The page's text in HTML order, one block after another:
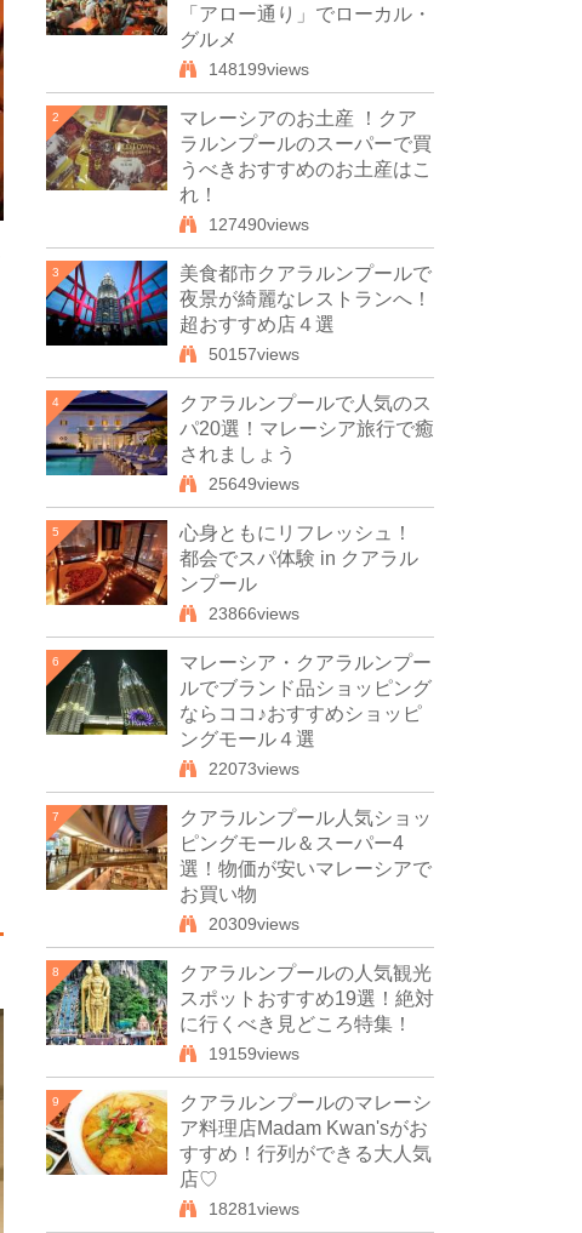
「アロー通り」でローカル・
グルメ
148199views
2
マレーシアのお土産 ！クア
ラルンプールのスーパーで買
うべきおすすめのお土産はこ
れ！
127490views
3
美食都市クアラルンプールで
夜景が綺麗なレストランへ！
超おすすめ店４選
50157views
4
クアラルンプールで人気のス
パ20選！マレーシア旅行で癒
されましょう
25649views
5
心身ともにリフレッシュ！
都会でスパ体験 in クアラル
ンプール
23866views
6
マレーシア・クアラルンプー
ルでブランド品ショッピング
ならココ♪おすすめショッピ
ングモール４選
22073views
7
クアラルンプール人気ショッ
ピングモール＆スーパー4
選！物価が安いマレーシアで
お買い物
20309views
8
クアラルンプールの人気観光
スポットおすすめ19選！絶対
に行くべき見どころ特集！
19159views
9
クアラルンプールのマレーシ
ア料理店Madam Kwan'sがお
すすめ！行列ができる大人気
店♡
18281views